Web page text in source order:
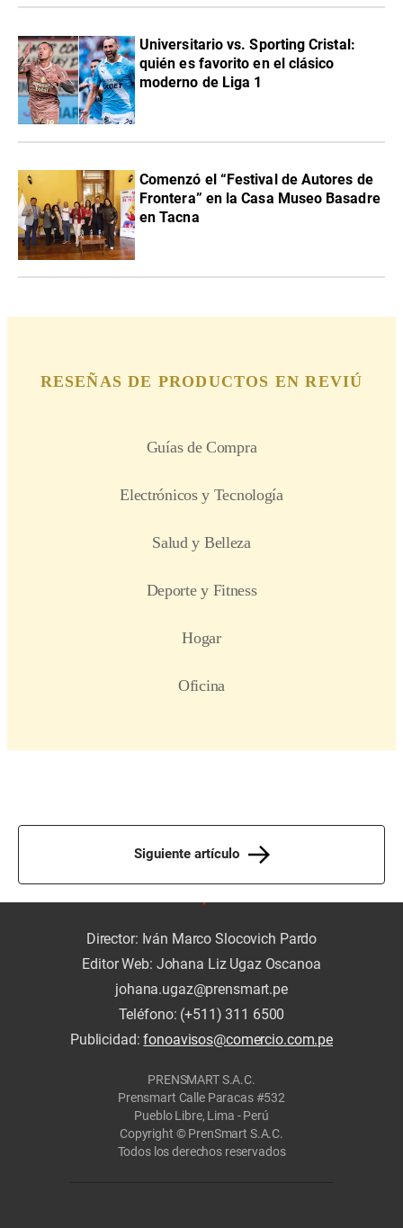
Universitario vs. Sporting Cristal:
quién es favorito en el clásico
moderno de Liga 1
Comenzó el “Festival de Autores de
Frontera” en la Casa Museo Basadre
en Tacna
Siguiente artículo
Director: Iván Marco Slocovich Pardo
Editor Web: Johana Liz Ugaz Oscanoa
johana.ugaz@prensmart.pe
Teléfono: (+511) 311 6500
Publicidad:fonoavisos@comercio.com.pe
PRENSMART S.A.C.
Prensmart Calle Paracas #532
Pueblo Libre, Lima - Perú
Copyright © PrenSmart S.A.C.
Todos los derechos reservados